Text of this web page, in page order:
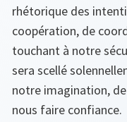
rhétorique des
coopération, de
touchant à notre
sera scellé
notre imagination,
nous faire confiance.